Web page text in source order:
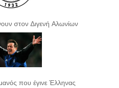
στον Διγενή Αλωνίων
που έγινε Έλληνας